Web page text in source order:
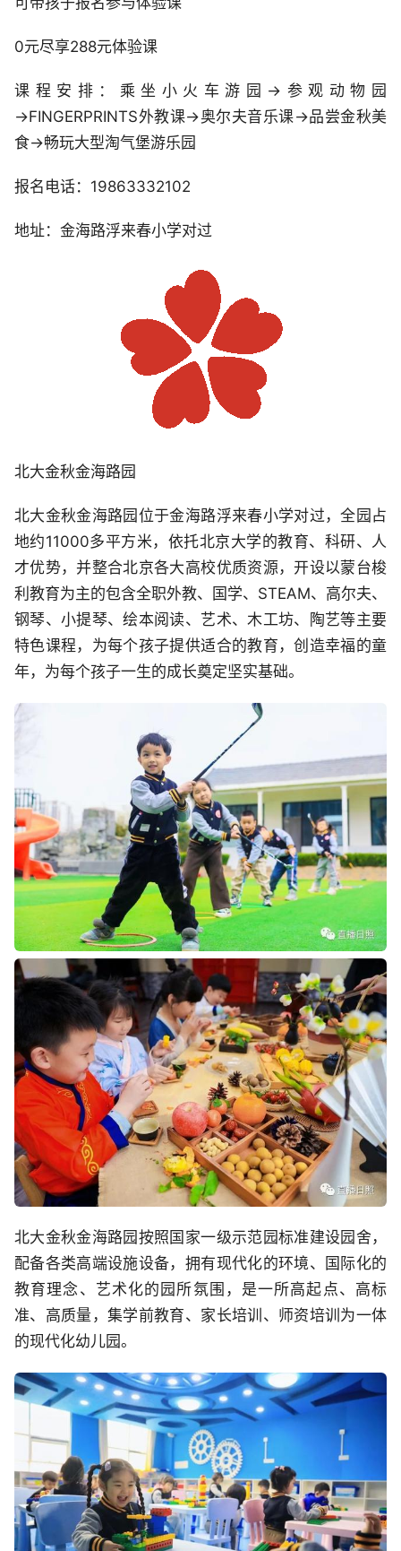
0元尽享288元体验课
课程安排：乘坐小火车游园→参观动物园
→FINGERPRINTS外教课→奥尔夫音乐课→品尝金秋美
食→畅玩大型淘气堡游乐园
报名电话：19863332102
地址：金海路浮来春小学对过
北大金秋金海路园
北大金秋金海路园位于金海路浮来春小学对过，全园占
地约11000多平方米，依托北京大学的教育、科研、人
才优势，并整合北京各大高校优质资源，开设以蒙台梭
利教育为主的包含全职外教、国学、STEAM、高尔夫、
钢琴、小提琴、绘本阅读、艺术、木工坊、陶艺等主要
特色课程，为每个孩子提供适合的教育，创造幸福的童
年，为每个孩子一生的成长奠定坚实基础。
北大金秋金海路园按照国家一级示范园标准建设园舍，
配备各类高端设施设备，拥有现代化的环境、国际化的
教育理念、艺术化的园所氛围，是一所高起点、高标
准、高质量，集学前教育、家长培训、师资培训为一体
的现代化幼儿园。